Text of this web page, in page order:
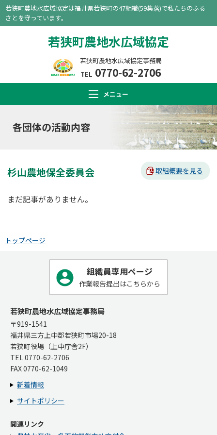
若狭町農地水広域協定は福井県若狭町の47組織(59集落)で私たちのふる
さとを守っています。
若狭町農地水広域協定
若狭町農地水広域協定事務局
TEL 0770-62-2706
メニュー
各団体の活動内容
杉山農地保全委員会 取組概要を見る
まだ記事がありません。
トップページ
組織員専用ページ
作業報告提出はこちらから
若狭町農地水広域協定事務局
〒919-1541
福井県三方上中郡若狭町市場20-18
若狭町役場（上中庁舎2F）
TEL 0770-62-2706
FAX 0770-62-1049
新着情報
サイトポリシー
関連リンク